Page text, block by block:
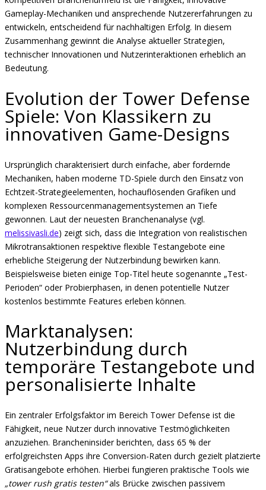
Gameplay-Mechaniken und ansprechende Nutzererfahrungen zu
entwickeln, entscheidend für nachhaltigen Erfolg. In diesem
Zusammenhang gewinnt die Analyse aktueller Strategien,
technischer Innovationen und Nutzerinteraktionen erheblich an
Bedeutung.
Evolution der Tower Defense
Spiele: Von Klassikern zu
innovativen Game-Designs
Ursprünglich charakterisiert durch einfache, aber fordernde
Mechaniken, haben moderne TD-Spiele durch den Einsatz von
Echtzeit-Strategieelementen, hochauflösenden Grafiken und
komplexen Ressourcenmanagementsystemen an Tiefe
gewonnen. Laut der neuesten Branchenanalyse (vgl.
melissivasli.de) zeigt sich, dass die Integration von realistischen
Mikrotransaktionen respektive flexible Testangebote eine
erhebliche Steigerung der Nutzerbindung bewirken kann.
Beispielsweise bieten einige Top-Titel heute sogenannte „Test-
Perioden“ oder Probierphasen, in denen potentielle Nutzer
kostenlos bestimmte Features erleben können.
Marktanalysen:
Nutzerbindung durch
temporäre Testangebote und
personalisierte Inhalte
Ein zentraler Erfolgsfaktor im Bereich Tower Defense ist die
Fähigkeit, neue Nutzer durch innovative Testmöglichkeiten
anzuziehen. Brancheninsider berichten, dass 65 % der
erfolgreichsten Apps ihre Conversion-Raten durch gezielt platzierte
Gratisangebote erhöhen. Hierbei fungieren praktische Tools wie
„tower rush gratis testen“als Brücke zwischen passivem